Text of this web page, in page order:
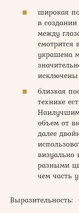
широкая
в
между
смотрится
украшена
близкая
технике
объем от
далее
визуально
разными
чем часть
Выразительность: